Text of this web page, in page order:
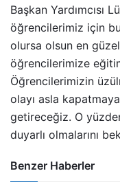
Başkan Yardımcısı
öğrencilerimiz için
olursa olsun en
öğrencilerimize
Öğrencilerimizin
olayı asla
getireceğiz. O
duyarlı olmalarını
Benzer Haberler